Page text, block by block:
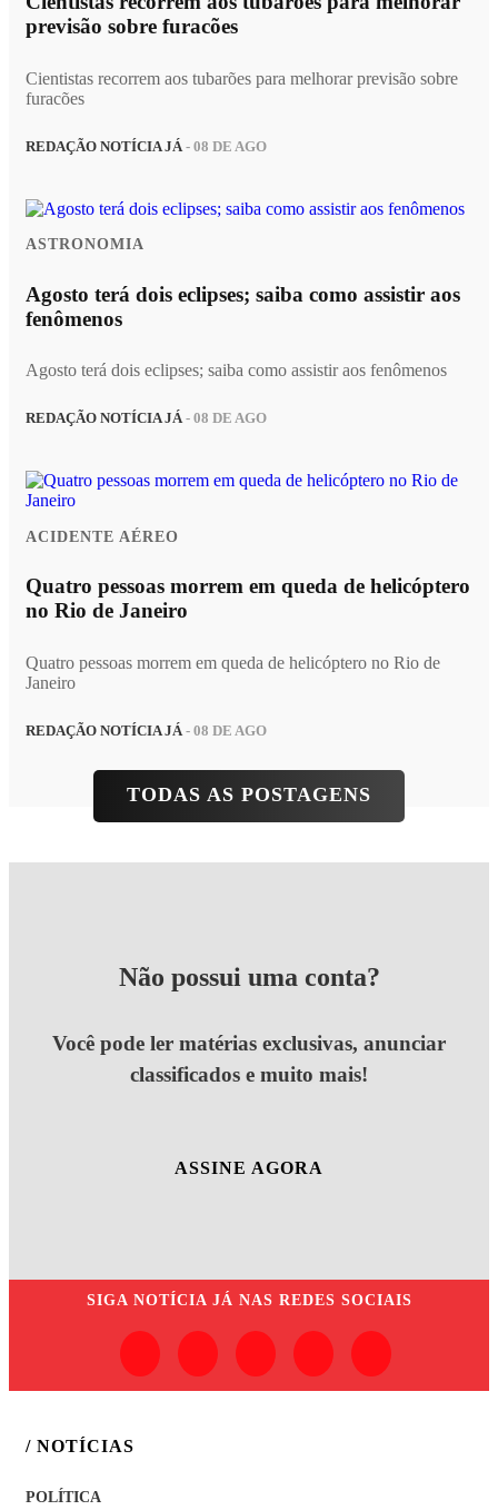
previsão sobre furacões
Cientistas recorrem aos tubarões para melhorar previsão sobre
furacões
REDAÇÃO NOTÍCIA JÁ - 08 DE AGO
ASTRONOMIA
Agosto terá dois eclipses; saiba como assistir aos
fenômenos
Agosto terá dois eclipses; saiba como assistir aos fenômenos
REDAÇÃO NOTÍCIA JÁ- 08 DE AGO
ACIDENTE AÉREO
Quatro pessoas morrem em queda de helicóptero
no Rio de Janeiro
Quatro pessoas morrem em queda de helicóptero no Rio de
Janeiro
REDAÇÃO NOTÍCIA JÁ - 08 DE AGO
TODAS AS POSTAGENS
Não possui uma conta?
Você pode ler matérias exclusivas, anunciar
classificados e muito mais!
ASSINE AGORA
SIGA NOTÍCIA JÁ NAS REDES SOCIAIS
/ NOTÍCIAS
POLÍTICA